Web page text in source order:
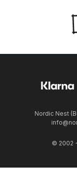
Nordic Nest
© 2002